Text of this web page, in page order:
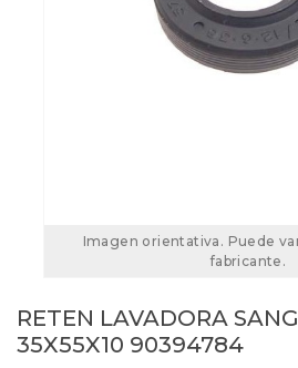
Imagen orientativa. Puede
fabricante.
RETEN LAVADORA
35X55X10 90394784